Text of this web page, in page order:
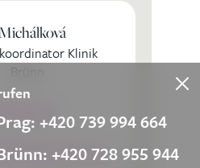
Klinik
Brünn
955 944+420 739 994 664
+420 728 955 944